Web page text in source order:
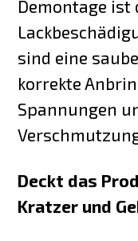
Demontage ist
sind eine
korrekte
Spannungen
Deckt das
Kratzer und